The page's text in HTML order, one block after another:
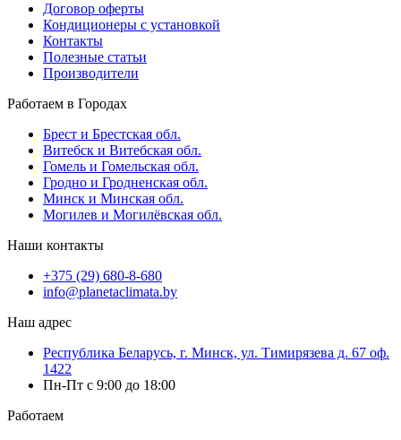
Договор оферты
Кондиционеры с установкой
Контакты
Полезные статьи
Производители
Работаем в Городах
Брест и Брестская обл.
Витебск и Витебская обл.
Гомель и Гомельская обл.
Гродно и Гродненская обл.
Минск и Минская обл.
Могилев и Могилёвская обл.
Наши контакты
+375 (29) 680-8-680
info@planetaclimata.by
Наш адрес
Республика Беларусь, г. Минск, ул. Тимирязева д. 67 оф.
1422
Пн-Пт с 9:00 до 18:00
Работаем